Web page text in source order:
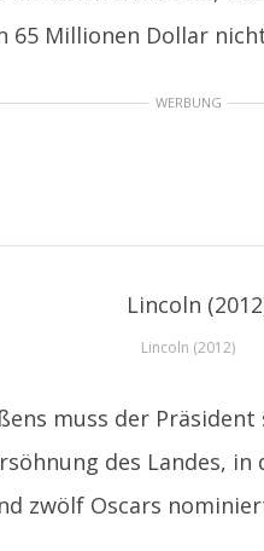
65 Millionen Dollar
WERBUNG
Lincoln (2012)
muss der
des Landes,
zwölf Oscars